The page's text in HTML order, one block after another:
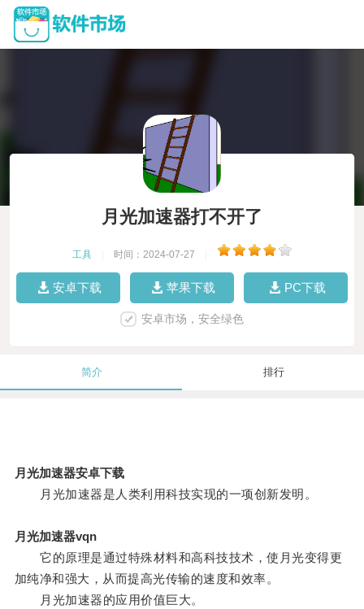
月光加速器打不开了
工具 时间：2024-07-27
安卓下载 苹果下载 PC下载
安卓市场，安全绿色
简介 排行
月光加速器安卓下载
月光加速器是人类利用科技实现的一项创新发明。
月光加速器vqn
它的原理是通过特殊材料和高科技技术，使月光变得更
加纯净和强大，从而提高光传输的速度和效率。
月光加速器的应用价值巨大。